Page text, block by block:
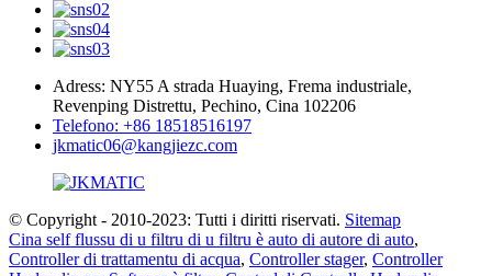
Adress: NY55 A strada Huaying, Frema industriale,
Revenping Distrettu, Pechino, Cina 102206
Telefono: +86 18518516197
jkmatic06@kangjiezc.com
© Copyright - 2010-2023: Tutti i diritti riservati. Sitemap
Cina self flussu di u filtru di u filtru è auto di autore di auto,
Controller di trattamentu di acqua, Controller stager, Controller